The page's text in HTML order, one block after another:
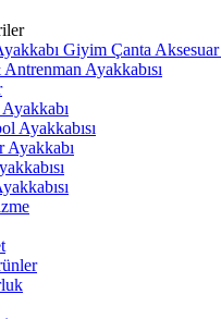
Giyim Çanta Aksesuar
Ayakkabısı
Ayakkabısı
Ayakkabı